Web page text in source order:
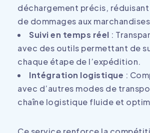
déchargement précis,
de dommages aux
Suivi en temps réel :
avec des outils permettant de
chaque étape de l’expédition.
Intégration logistique :
avec d’autres modes de
chaîne logistique fluide et